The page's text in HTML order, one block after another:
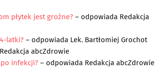
płytek jest groźne?– odpowiada Redakcja
latki?– odpowiada Lek. Bartłomiej Grochot
Redakcja abcZdrowie
infekcji?– odpowiada Redakcja abcZdrowie